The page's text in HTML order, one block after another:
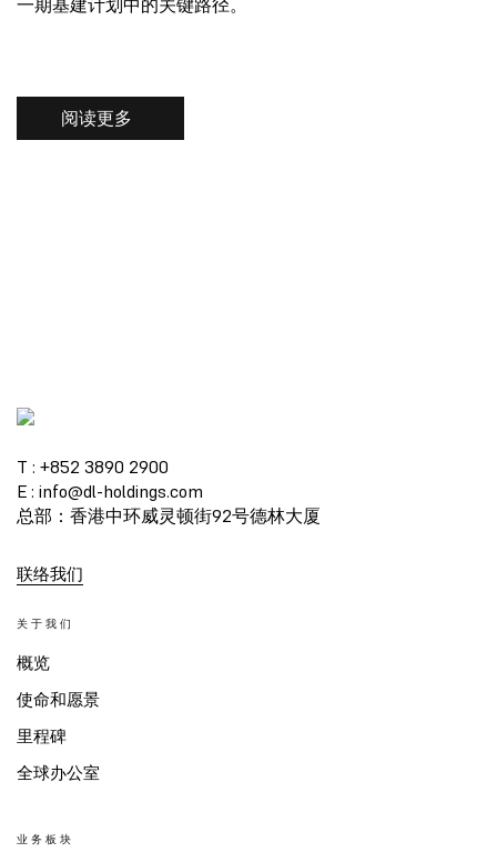
一期基建计划中的关键路径。
阅读更多
T : +852 3890 2900
E : info@dl-holdings.com
总部：香港中环威灵顿街92号德林大厦
联络我们
关于我们
概览
使命和愿景
里程碑
全球办公室
业务板块